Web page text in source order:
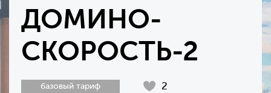
ДОМИНО-
СКОРОСТЬ-2
базовый тариф 2